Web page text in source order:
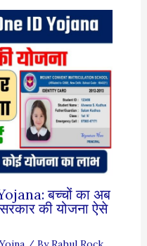
बच्चों का अब
की योजना ऐसे